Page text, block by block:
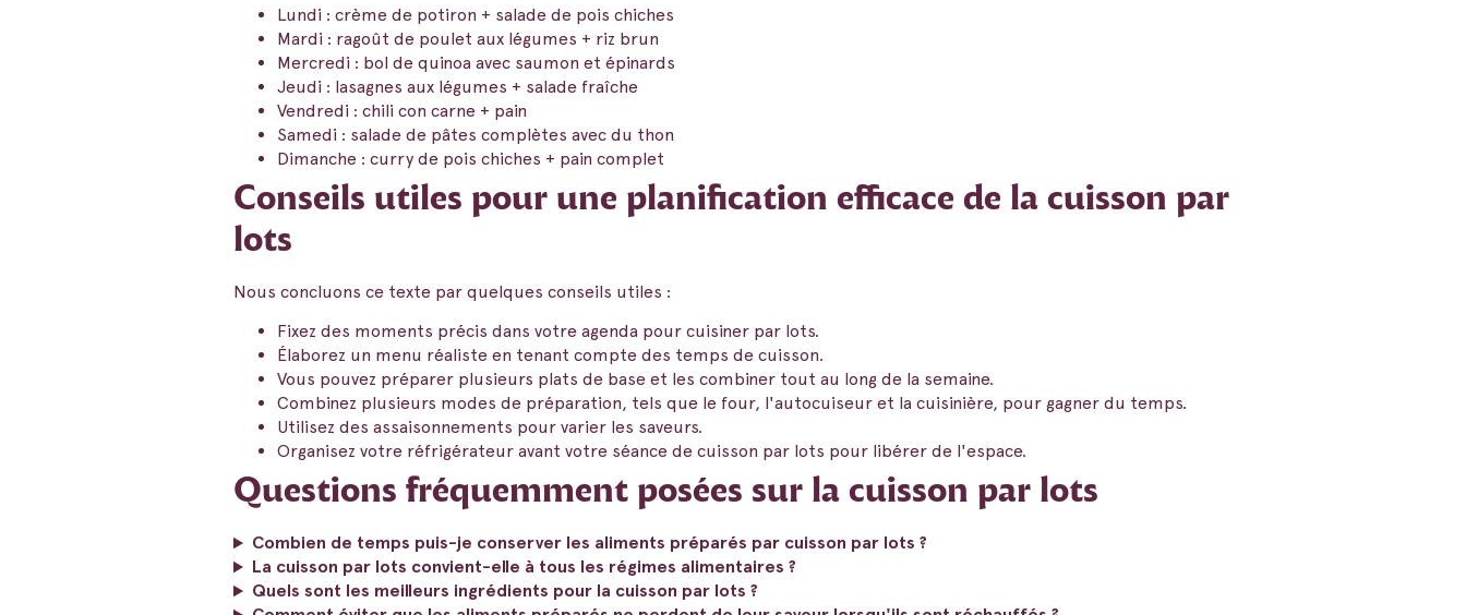
Lundi : crème de potiron + salade de pois chiches
Mardi : ragoût de poulet aux légumes + riz brun
Mercredi : bol de quinoa avec saumon et épinards
Jeudi : lasagnes aux légumes + salade fraîche
Vendredi : chili con carne + pain
Samedi : salade de pâtes complètes avec du thon
Dimanche : curry de pois chiches + pain complet
Conseils utiles pour une planification efficace de la cuisson par
lots
Nous concluons ce texte par quelques conseils utiles :
Fixez des moments précis dans votre agenda pour cuisiner par lots.
Élaborez un menu réaliste en tenant compte des temps de cuisson.
Vous pouvez préparer plusieurs plats de base et les combiner tout au long de la semaine.
Combinez plusieurs modes de préparation, tels que le four, l'autocuiseur et la cuisinière, pour gagner du temps.
Utilisez des assaisonnements pour varier les saveurs.
Organisez votre réfrigérateur avant votre séance de cuisson par lots pour libérer de l'espace.
Questions fréquemment posées sur la cuisson par lots
Combien de temps puis-je conserver les aliments préparés par cuisson par lots ?
La cuisson par lots convient-elle à tous les régimes alimentaires ?
Quels sont les meilleurs ingrédients pour la cuisson par lots ?